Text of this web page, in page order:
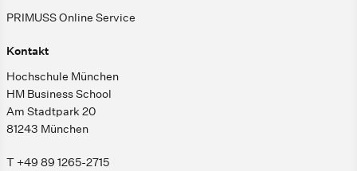
PRIMUSS Online Service
Kontakt
Hochschule München
HM Business School
Am Stadtpark 20
81243 München
T +49 89 1265-2715